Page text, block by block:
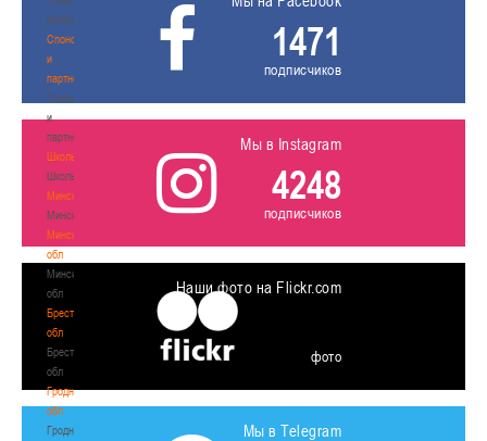
волонтером
Спонсоры
и
партнеры
Спонсоры
и
партнеры
Школы
Школы
Минск
Минск
Минская
обл
Минская
обл
Брестская
обл
Брестская
обл
Гродненская
обл
Гродненская
1471
подписчиков
Мы в Instagram
4248
подписчиков
Наши фото на Flickr.com
фото
Мы в Telegram